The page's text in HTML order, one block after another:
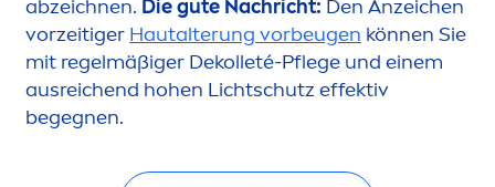
abzeichnen. Die gute Nachricht: Den Anzeichen
vorzeitiger Hautalterung vorbeugen können Sie
mit regelmäßiger Dekolleté-Pflege und einem
ausreichend hohen Lichtschutz effektiv
begegnen.